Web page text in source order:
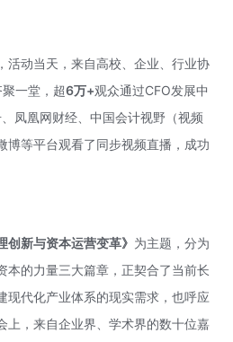
活动当天，来自高校、企业、行业协
一堂，超6万+观众通过CFO发展中
凤凰网财经、 中国会计视野 （视频
博等平台观看了同步视频直播，成功
创新与资本运营变革》 为主题，分为
本的力量三大篇章，正契合了当前长
现代化产业体系的现实需求，也呼应
上，来自企业界、学术界的数十位嘉